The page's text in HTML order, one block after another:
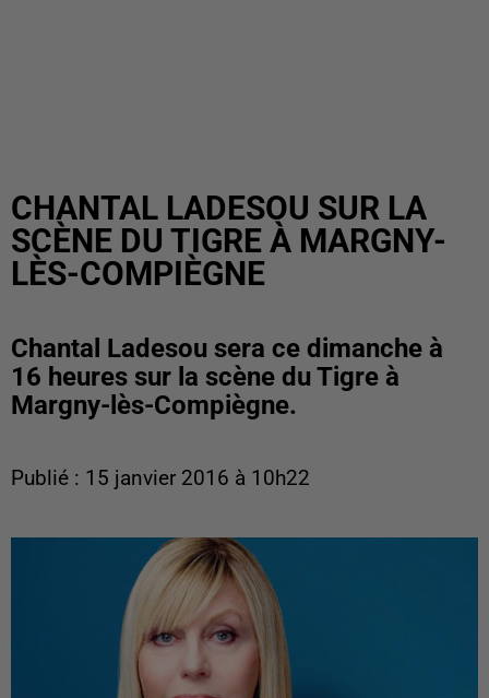
CHANTAL LADESOU SUR LA
SCÈNE DU TIGRE À MARGNY-
LÈS-COMPIÈGNE
Chantal Ladesou sera ce dimanche à
16 heures sur la scène du Tigre à
Margny-lès-Compiègne.
Publié : 15 janvier 2016 à 10h22